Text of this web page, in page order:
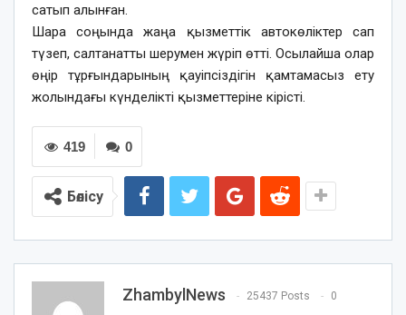
сатып алынған.
Шара соңында жаңа қызметтік автокөліктер сап
түзеп, салтанатты шерумен жүріп өтті. Осылайша олар
өңір тұрғындарының қауіпсіздігін қамтамасыз ету
жолындағы күнделікті қызметтеріне кірісті.
0
419
Бөлісу
ZhambylNews 25437 Posts 0